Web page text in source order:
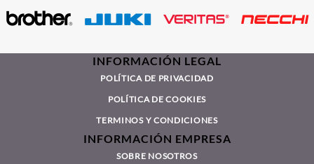
INFORMACIÓN LEGAL
POLÍTICA DE PRIVACIDAD
POLÍTICA DE COOKIES
TERMINOS Y CONDICIONES
INFORMACIÓN EMPRESA
SOBRE NOSOTROS